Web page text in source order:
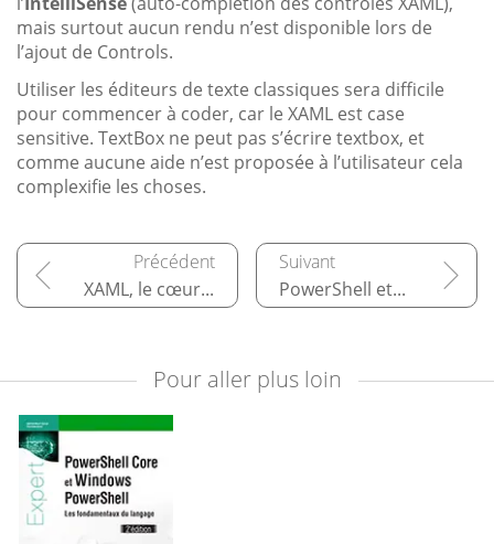
mais surtout aucun rendu n’est disponible lors de
l’ajout de Controls.
Utiliser les éditeurs de texte classiques sera difficile
pour commencer à coder, car le XAML est case
sensitive. TextBox ne peut pas s’écrire textbox, et
comme aucune aide n’est proposée à l’utilisateur cela
complexifie les choses.
XAML, le cœur de notre interface PowerShell et XAML
Pour aller plus loin